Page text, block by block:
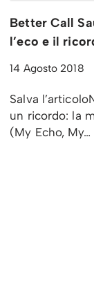
Better Call
l’eco e il
14 Agosto 2018
Salva
un ricordo: la
(My Echo, My…